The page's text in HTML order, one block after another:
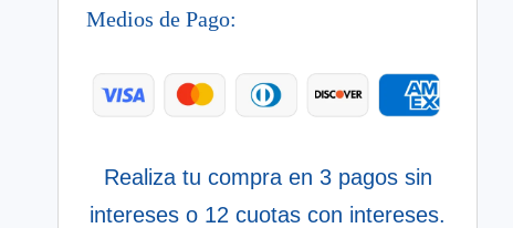
cantidad
Medios de Pago:
Realiza tu compra en 3 pagos sin
intereses o 12 cuotas con intereses.